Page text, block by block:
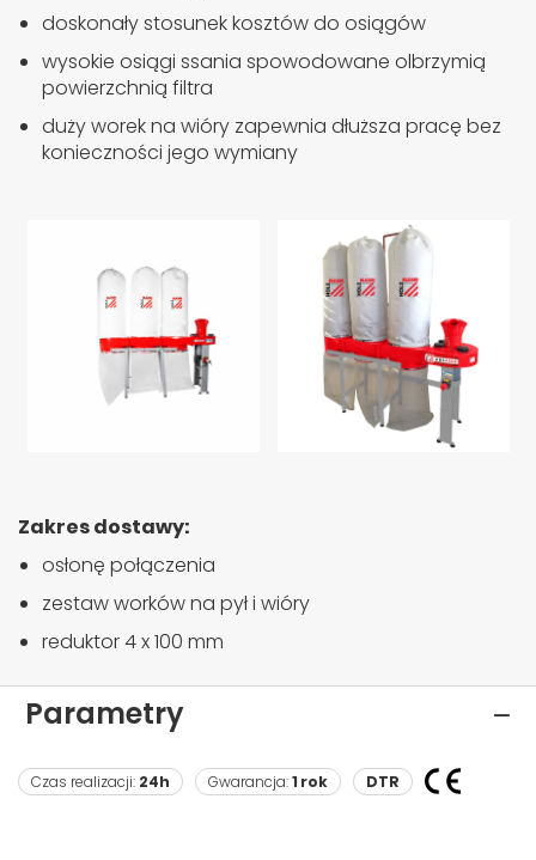
doskonały stosunek kosztów do osiągów
wysokie osiągi ssania spowodowane olbrzymią
powierzchnią filtra
duży worek na wióry zapewnia dłuższa pracę bez
konieczności jego wymiany
Zakres dostawy:
osłonę połączenia
zestaw worków na pył i wióry
reduktor 4 x 100 mm
Parametry
Czas realizacji: 24h Gwarancja:1 rok DTR